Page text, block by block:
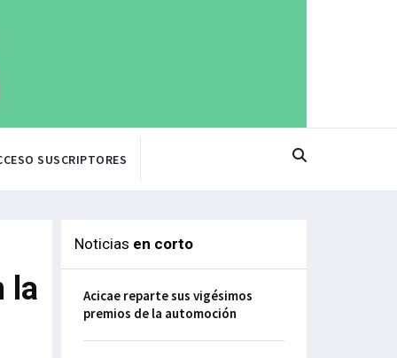
SUSCRIPTORES
la
Noticias en corto
Acicae reparte sus vigésimos
premios de la automoción